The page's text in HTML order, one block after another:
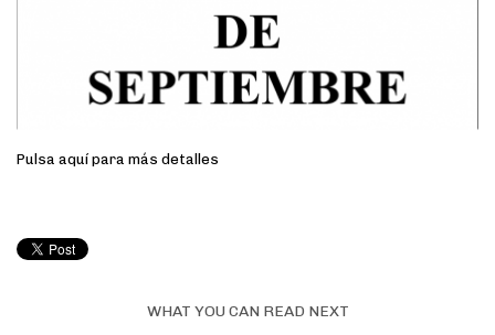
Pulsa aquí para más detalles
WHAT YOU CAN READ NEXT